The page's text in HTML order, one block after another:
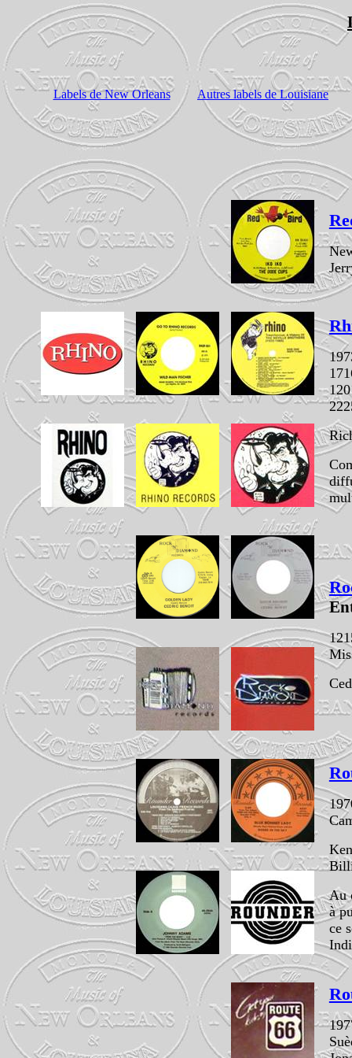
Labels de New Orleans Autres labels de Louisiane
Au
à
ce